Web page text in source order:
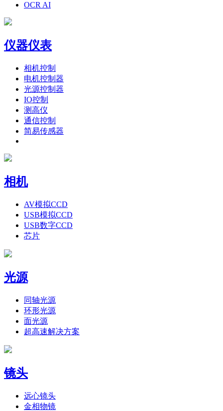
OCR AI
仪器仪表
相机控制
电机控制器
光源控制器
IO控制
测高仪
通信控制
简易传感器
相机
AV模拟CCD
USB模拟CCD
USB数字CCD
芯片
光源
同轴光源
环形光源
面光源
超高速解决方案
镜头
远心镜头
金相物镜